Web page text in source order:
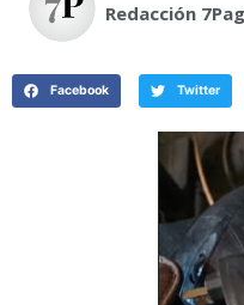
Redacción
Facebook Twitter